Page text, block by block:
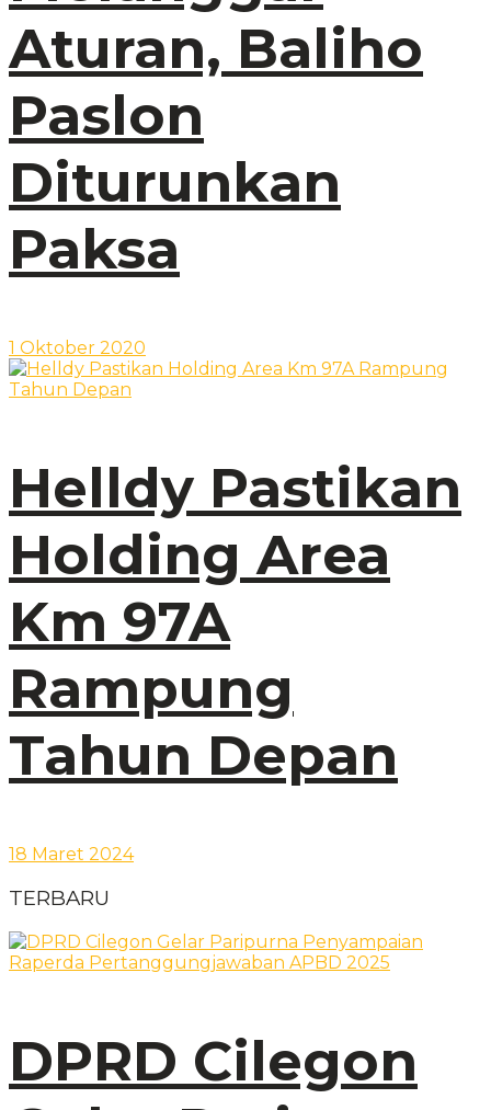
Aturan, Baliho
Paslon
Diturunkan
Paksa
1 Oktober 2020
Helldy Pastikan
Holding Area
Km 97A
Rampung
Tahun Depan
18 Maret 2024
TERBARU
DPRD Cilegon